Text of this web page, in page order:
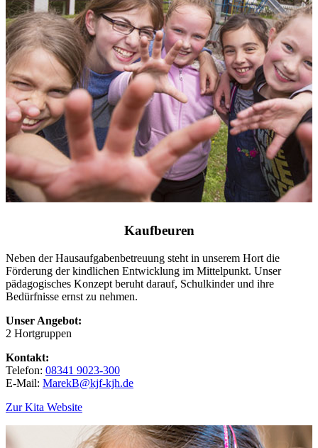
Kaufbeuren
Neben der Hausaufgabenbetreuung steht in unserem Hort die
Förderung der kindlichen Entwicklung im Mittelpunkt. Unser
pädagogisches Konzept beruht darauf, Schulkinder und ihre
Bedürfnisse ernst zu nehmen.
Unser Angebot:
2 Hortgruppen
Kontakt:
Telefon: 08341 9023-300
E-Mail: MarekB@kjf-kjh.de
Zur Kita Website